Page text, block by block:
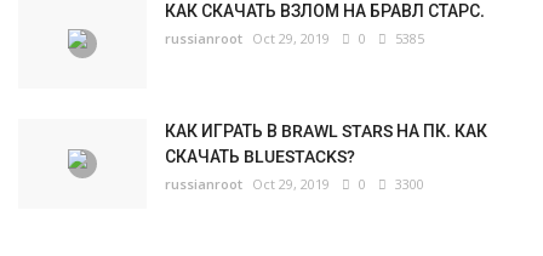
КАК СКАЧАТЬ ВЗЛОМ НА БРАВЛ СТАРС.
russianroot Oct 29, 2019 0 5385
КАК ИГРАТЬ В BRAWL STARS НА ПК. КАК
СКАЧАТЬ BLUESTACKS?
russianroot Oct 29, 2019 0 3300